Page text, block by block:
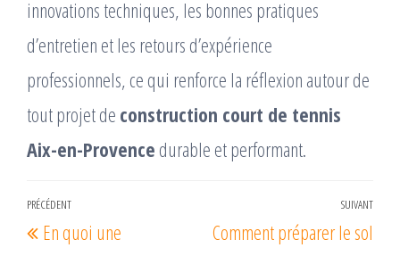
innovations techniques, les bonnes pratiques
d’entretien et les retours d’expérience
professionnels, ce qui renforce la réflexion autour de
tout projet de construction court de tennis
Aix-en-Provence durable et performant.
Navigation
de
Article
précédent
PRÉCÉDENT
En quoi une
SUIVANT
Comment préparer le sol